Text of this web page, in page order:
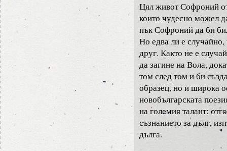
Цял живот Софроний
които чудесно можел
пък Софроний да би
Но едва ли е случайно,
друг. Както не е
да загине на Вола,
том след том и би
образец, но и широка
новобългарската
на големия талант:
съзнанието за дълг,
дълга.